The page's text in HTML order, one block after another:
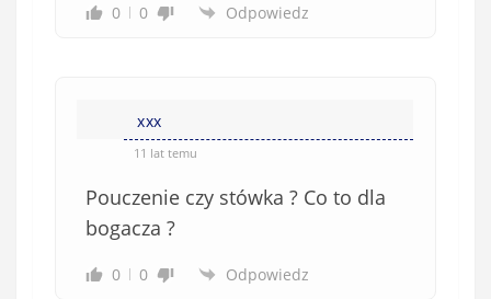
0 0 Odpowiedz
xxx
11 lat temu
Pouczenie czy stówka ? Co to dla
bogacza ?
0 0 Odpowiedz